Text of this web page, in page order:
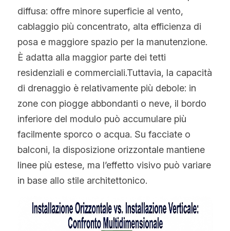
diffusa: offre minore superficie al vento,
cablaggio più concentrato, alta efficienza di
posa e maggiore spazio per la manutenzione.
È adatta alla maggior parte dei tetti
residenziali e commerciali.Tuttavia, la capacità
di drenaggio è relativamente più debole: in
zone con piogge abbondanti o neve, il bordo
inferiore del modulo può accumulare più
facilmente sporco o acqua. Su facciate o
balconi, la disposizione orizzontale mantiene
linee più estese, ma l’effetto visivo può variare
in base allo stile architettonico.